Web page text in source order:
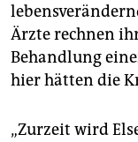
Ärzte rechnen
Behandlung
hier hätten die
„Zurzeit wird